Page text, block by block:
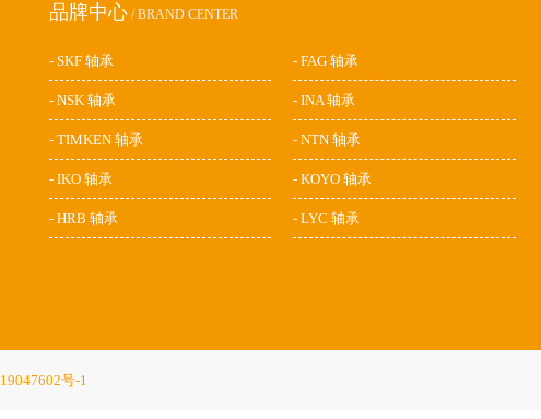
品牌中心 / BRAND CENTER
- SKF 轴承 - FAG 轴承
- NSK 轴承 - INA 轴承
- TIMKEN 轴承 - NTN 轴承
- IKO 轴承 - KOYO 轴承
- HRB 轴承 - LYC 轴承
号-1